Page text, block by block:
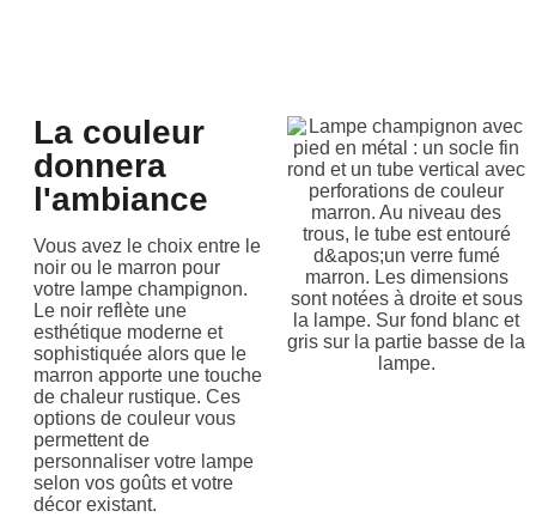
La couleur
donnera
l'ambiance
Vous avez le choix entre le
noir ou le marron pour
votre lampe champignon.
Le noir reflète une
esthétique moderne et
sophistiquée alors que le
marron apporte une touche
de chaleur rustique. Ces
options de couleur vous
permettent de
personnaliser votre lampe
selon vos goûts et votre
décor existant.